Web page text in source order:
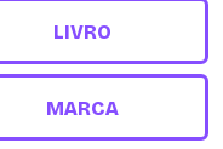
LIVRO
MARCA